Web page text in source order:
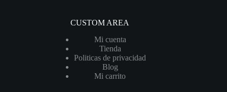
CUSTOM AREA
Mi cuenta
Tienda
Politicas de privacidad
Blog
Mi carrito